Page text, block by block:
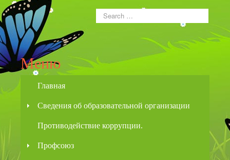
Меню
Главная
Сведения об образовательной организации
Противодействие коррупции.
Профсоюз